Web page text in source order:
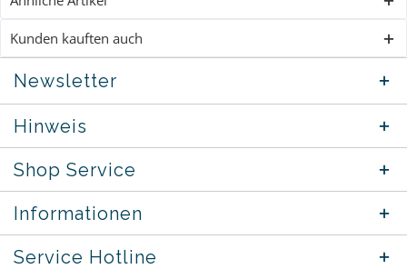
Kunden kauften auch
Newsletter
Hinweis
Shop Service
Informationen
Service Hotline